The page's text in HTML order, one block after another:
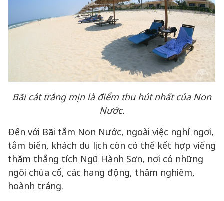
Bãi cát trắng mịn là điểm thu hút nhất của Non
Nước.
Đến với Bãi tắm Non Nước, ngoài việc nghỉ ngơi,
tắm biển, khách du lịch còn có thể kết hợp viếng
thăm thắng tích Ngũ Hành Sơn, nơi có những
ngôi chùa cổ, các hang động, thâm nghiêm,
hoành tráng.